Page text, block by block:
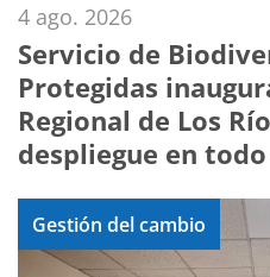
4 ago. 2026
Servicio de
Protegidas
Regional de Los
despliegue en
Gestión del cambio